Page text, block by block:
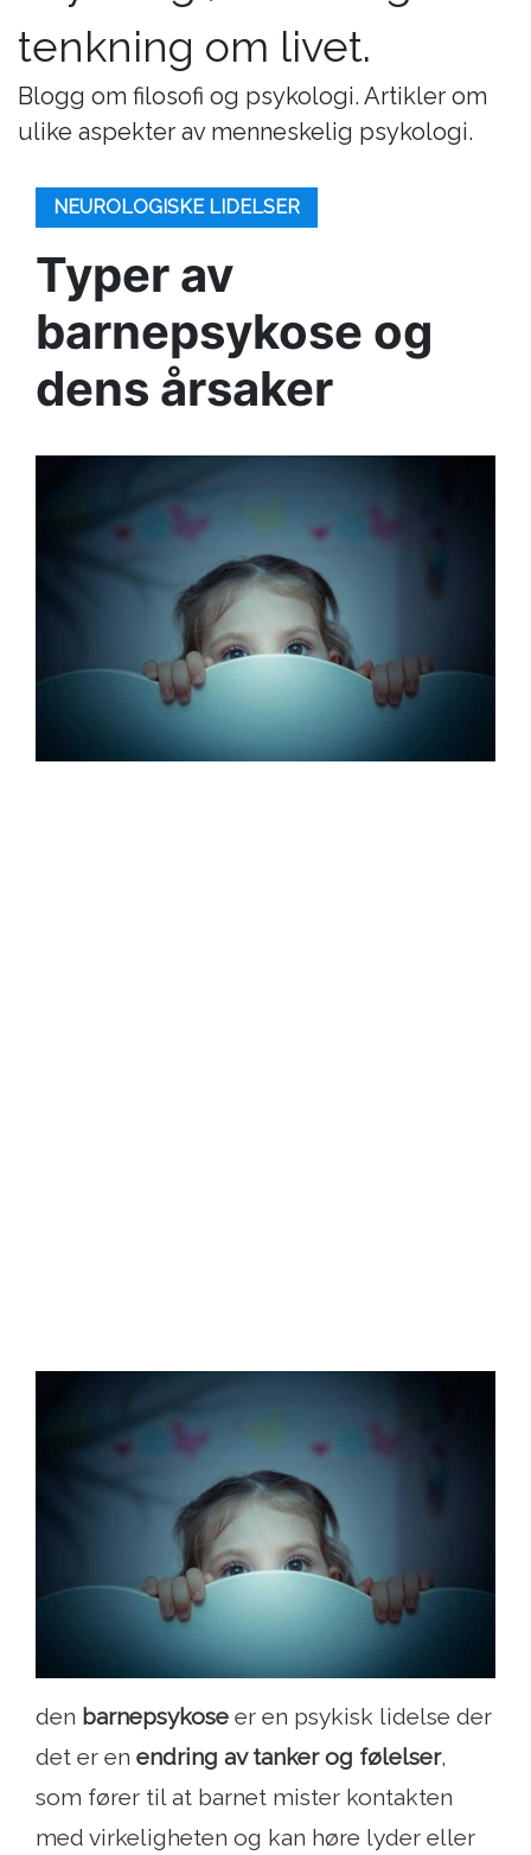
tenkning om livet.
Blogg om filosofi og psykologi. Artikler om
ulike aspekter av menneskelig psykologi.
NEUROLOGISKE LIDELSER
Typer av
barnepsykose og
dens årsaker
den barnepsykose er en psykisk lidelse der
det er en endring av tanker og følelser,
som fører til at barnet mister kontakten
med virkeligheten og kan høre lyder eller